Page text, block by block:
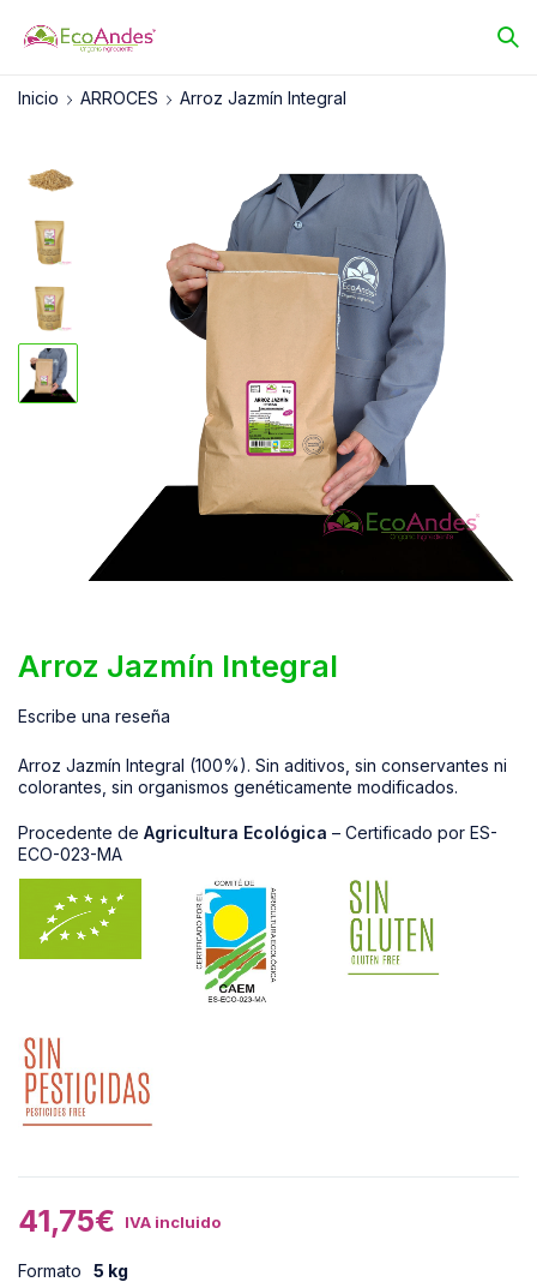
Inicio ARROCES Arroz Jazmín Integral
Arroz Jazmín Integral
Escribe una reseña
Arroz Jazmín Integral (100%). Sin aditivos, sin conservantes ni
colorantes, sin organismos genéticamente modificados.
Procedente de Agricultura Ecológica – Certificado por ES-
ECO-023-MA
41,75€ IVA incluido
Formato 5 kg